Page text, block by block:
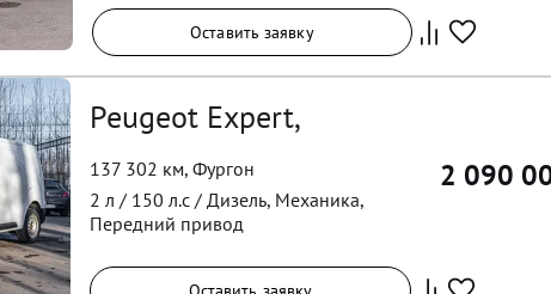
Оставить заявку
Peugeot Expert,
137 302 км,Фургон
2 л / 150 л.с /Дизель, Механика,
Передний привод
2 090